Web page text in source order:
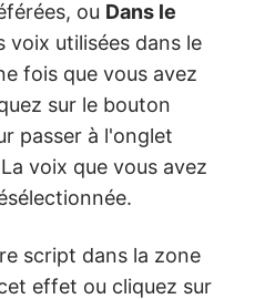
ou Dans le
voix utilisées dans le
fois que vous avez
sur le bouton
passer à l'onglet
voix que vous avez
script dans la zone
effet ou cliquez sur